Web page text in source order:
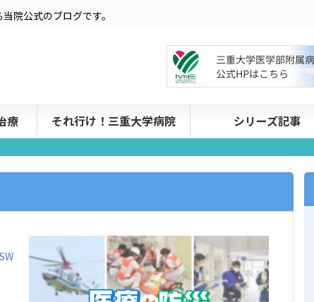
院公式のブログです。
療 それ行け！三重大学病院 シリーズ記事